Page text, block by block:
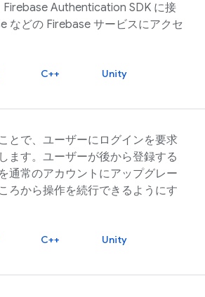
Firebase Authentication SDK に接
などの Firebase サービスにアクセ
C++ Unity
とで、ユーザーにログインを要求
ます。ユーザーが後から登録する
通常のアカウントにアップグレー
ろから操作を続行できるようにす
C++ Unity